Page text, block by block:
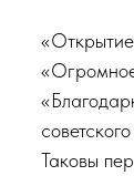
Таковы